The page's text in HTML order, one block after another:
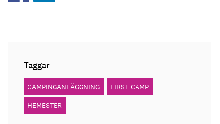
Taggar
CAMPINGANLÄGGNING FIRST CAMP
HEMESTER